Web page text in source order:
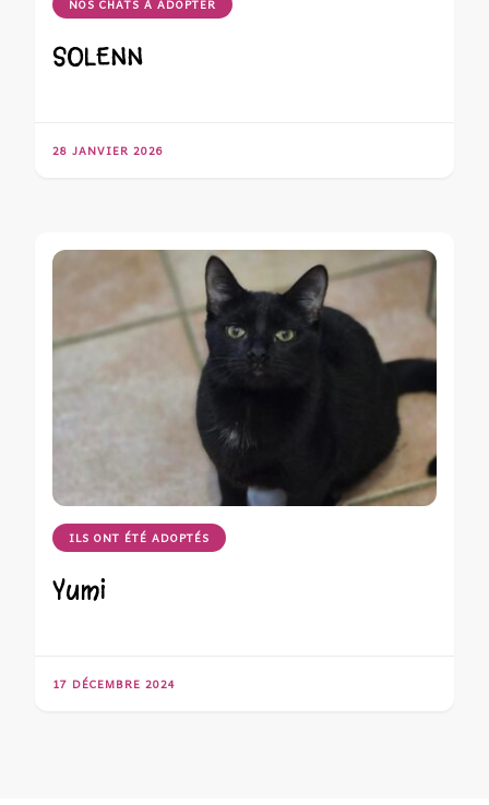
NOS CHATS À ADOPTER
SOLENN
28 JANVIER 2026
ILS ONT ÉTÉ ADOPTÉS
Yumi
17 DÉCEMBRE 2024